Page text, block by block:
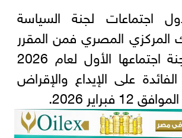
اجتماعات لجنة السياسة
المركزي المصري فمن المقرر
أن تعقد اللجنة اجتماعها الأول لعام 2026
على الإيداع والإقراض
فبراير 2026.